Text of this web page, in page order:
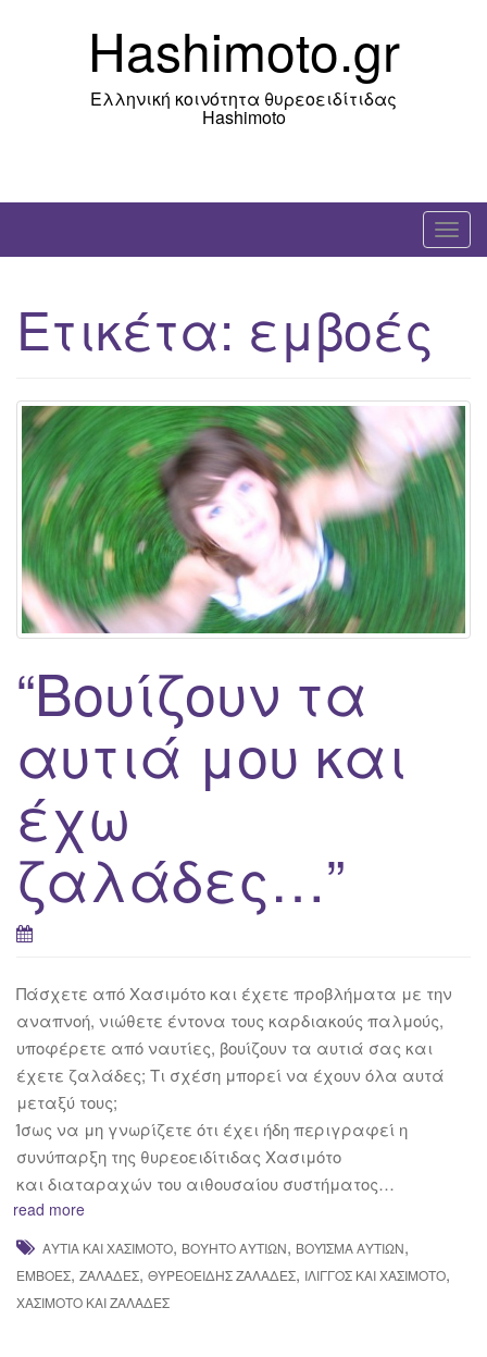
Hashimoto.gr
Ελληνική κοινότητα θυρεοειδίτιδας
Hashimoto
T
o
n
a
v
i
n
Ετικέτα: εμβοές
“Βουίζουν τα
αυτιά μου και
έχω
ζαλάδες…”
Πάσχετε από Χασιμότο και έχετε προβλήματα με την
αναπνοή, νιώθετε έντονα τους καρδιακούς παλμούς,
υποφέρετε από ναυτίες, βουίζουν τα αυτιά σας και
έχετε ζαλάδες; Τι σχέση μπορεί να έχουν όλα αυτά
μεταξύ τους;
Ίσως να μη γνωρίζετε ότι έχει ήδη περιγραφεί η
συνύπαρξη της θυρεοειδίτιδας Χασιμότο
και διαταραχών του αιθουσαίου συστήματος…
read more
ΑΥΤΙΆ ΚΑΙ ΧΑΣΙΜΌΤΟ, ΒΟΥΗΤΌ ΑΥΤΙΏΝ, ΒΟΎΙΣΜΑ ΑΥΤΙΏΝ,
ΕΜΒΟΈΣ, ΖΑΛΆΔΕΣ, ΘΥΡΕΟΕΙΔΉΣ ΖΑΛΆΔΕΣ, ΊΛΙΓΓΟΣ ΚΑΙ ΧΑΣΙΜΌΤΟ,
ΧΑΣΙΜΌΤΟ ΚΑΙ ΖΑΛΆΔΕΣ